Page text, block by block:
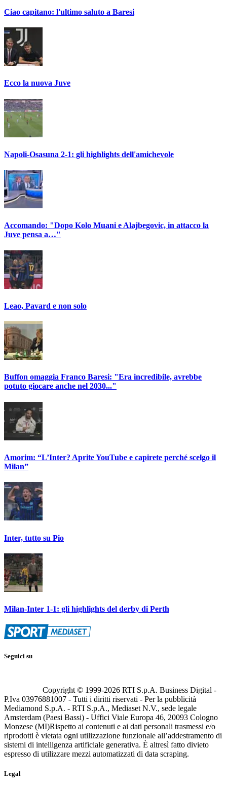
Ciao capitano: l'ultimo saluto a Baresi
Ecco la nuova Juve
Napoli-Osasuna 2-1: gli highlights dell'amichevole
Accomando: "Dopo Kolo Muani e Alajbegovic, in attacco la
Juve pensa a…"
Leao, Pavard e non solo
Buffon omaggia Franco Baresi: "Era incredibile, avrebbe
potuto giocare anche nel 2030..."
Amorim: “L’Inter? Aprite YouTube e capirete perché scelgo il
Milan”
Inter, tutto su Pio
Milan-Inter 1-1: gli highlights del derby di Perth
Seguici su
Copyright © 1999-2026 RTI S.p.A. Business Digital -
P.Iva 03976881007 - Tutti i diritti riservati - Per la pubblicità
Mediamond S.p.A. - RTI S.p.A., Mediaset N.V., sede legale
Amsterdam (Paesi Bassi) - Uffici Viale Europa 46, 20093 Cologno
Monzese (MI)Rispetto ai contenuti e ai dati personali trasmessi e/o
riprodotti è vietata ogni utilizzazione funzionale all’addestramento di
sistemi di intelligenza artificiale generativa. È altresì fatto divieto
espresso di utilizzare mezzi automatizzati di data scraping.
Legal